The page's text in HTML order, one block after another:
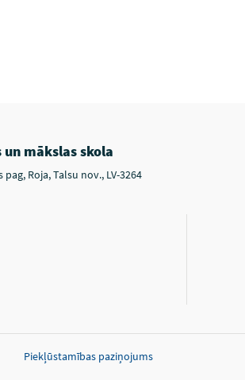
un mākslas skola
Roja, Talsu nov., LV-3264
Piekļūstamības paziņojums